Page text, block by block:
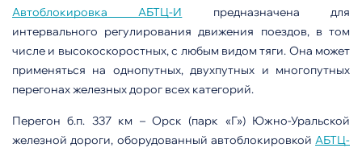
Автоблокировка АБТЦ-И предназначена для
интервального регулирования движения поездов, в том
числе и высокоскоростных, с любым видом тяги. Она может
применяться на однопутных, двухпутных и многопутных
перегонах железных дорог всех категорий.
Перегон б.п. 337 км – Орск (парк «Г») Южно-Уральской
железной дороги, оборудованный автоблокировкой АБТЦ-